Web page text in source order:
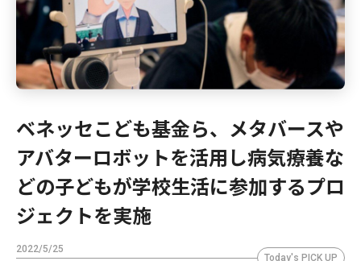
ベネッセこども基金ら、メタバースや
アバターロボットを活用し病気療養な
どの子どもが学校生活に参加するプロ
ジェクトを実施
2022/5/25
Today's PICK UP